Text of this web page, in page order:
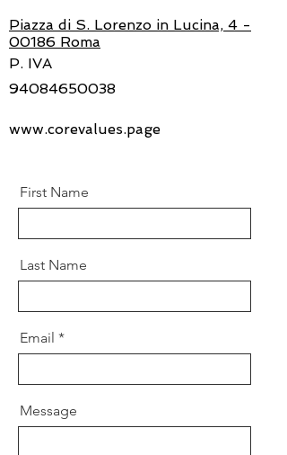
Piazza di S. Lorenzo in Lucina, 4 -
00186 Roma
P. IVA
94084650038
www.corevalues.page
First Name
Last Name
Email
Message